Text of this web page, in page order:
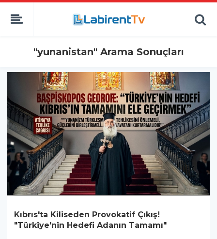
"yunanistan" Arama Sonuçları
Kıbrıs'ta Kiliseden Provokatif Çıkış!
"Türkiye'nin Hedefi Adanın Tamamı"